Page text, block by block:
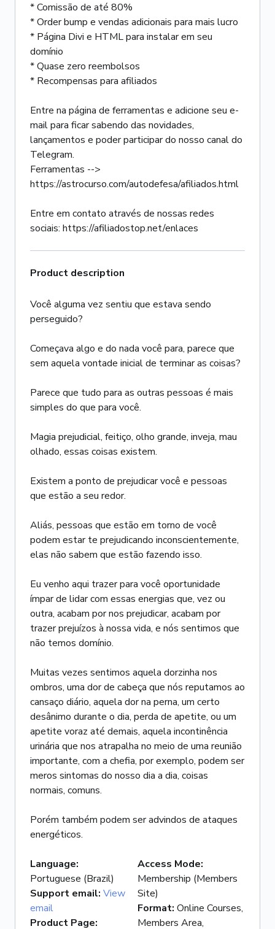
* Comissão de até 80%
* Order bump e vendas adicionais para mais lucro
* Página Divi e HTML para instalar em seu
domínio
* Quase zero reembolsos
* Recompensas para afiliados
Entre na página de ferramentas e adicione seu e-
mail para ficar sabendo das novidades,
lançamentos e poder participar do nosso canal do
Telegram.
Ferramentas -->
https://astrocurso.com/autodefesa/afiliados.html
Entre em contato através de nossas redes
sociais: https://afiliadostop.net/enlaces
Product description
Você alguma vez sentiu que estava sendo
perseguido?
Começava algo e do nada você para, parece que
sem aquela vontade inicial de terminar as coisas?
Parece que tudo para as outras pessoas é mais
simples do que para você.
Magia prejudicial, feitiço, olho grande, inveja, mau
olhado, essas coisas existem.
Existem a ponto de prejudicar você e pessoas
que estão a seu redor.
Aliás, pessoas que estão em torno de você
podem estar te prejudicando inconscientemente,
elas não sabem que estão fazendo isso.
Eu venho aqui trazer para você oportunidade
ímpar de lidar com essas energias que, vez ou
outra, acabam por nos prejudicar, acabam por
trazer prejuízos à nossa vida, e nós sentimos que
não temos domínio.
Muitas vezes sentimos aquela dorzinha nos
ombros, uma dor de cabeça que nós reputamos ao
cansaço diário, aquela dor na perna, um certo
desânimo durante o dia, perda de apetite, ou um
apetite voraz até demais, aquela incontinência
urinária que nos atrapalha no meio de uma reunião
importante, com a chefia, por exemplo, podem ser
meros sintomas do nosso dia a dia, coisas
normais, comuns.
Porém também podem ser advindos de ataques
energéticos.
Language:
Portuguese (Brazil)
Support email: View
email
Product Page:
Access Mode:
Membership (Members
Site)
Format: Online Courses,
Members Area,